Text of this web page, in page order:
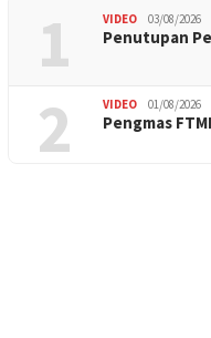
1 VIDEO 03/08/2026
Penutupan
2 VIDEO 01/08/2026
Pengmas